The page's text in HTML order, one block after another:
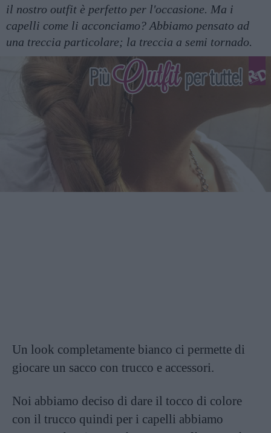
il nostro outfit è perfetto per l'occasione. Ma i
capelli come li acconciamo? Abbiamo pensato ad
una treccia particolare; la treccia a semi tornado.
Un look completamente bianco ci permette di
giocare un sacco con trucco e accessori.
Noi abbiamo deciso di dare il tocco di colore
con il trucco quindi per i capelli abbiamo